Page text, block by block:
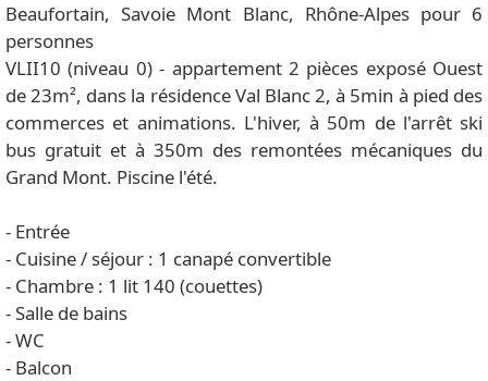
Beaufortain, Savoie Mont Blanc, Rhône-Alpes pour 6
personnes
VLII10 (niveau 0) - appartement 2 pièces exposé Ouest
de 23m², dans la résidence Val Blanc 2, à 5min à pied des
commerces et animations. L'hiver, à 50m de l'arrêt ski
bus gratuit et à 350m des remontées mécaniques du
Grand Mont. Piscine l'été.
- Entrée
- Cuisine / séjour : 1 canapé convertible
- Chambre : 1 lit 140 (couettes)
- Salle de bains
- WC
- Balcon